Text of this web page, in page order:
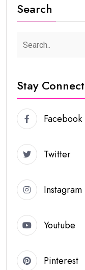
Search
Stay
Facebook
Twitter
Instagram
Youtube
Pinterest